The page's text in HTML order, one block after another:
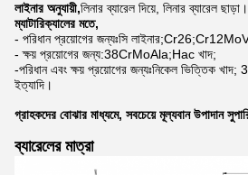
লাইনার অনুযায়ী,লিনার ব্যারেল দিয়ে, লিনার ব্যারেল ছাড়া।
ম্যাটারিক্যালের মতে,
- পরিধান প্রয়োগের জন্যঃসি
- ক্ষয় প্রয়োগের জন্য:38CrMoAla;Hac খাদ;
-পরিধান এবং ক্ষয় প্রয়োগের জন্যঃনিকেল ভিত্তিক
ইত্যাদি।
গ্রাহকদের বোঝার মাধ্যমে, সবচেয়ে মূল্যবান উপাদান
ব্যারেলের মাত্রা